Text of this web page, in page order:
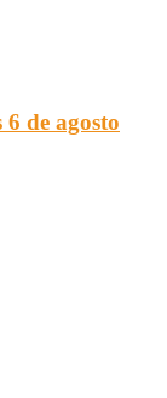
6 de agosto